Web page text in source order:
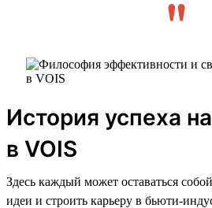
История успеха
в VOIS
Здесь каждый может оставаться
идеи и строить карьеру в бьюти-